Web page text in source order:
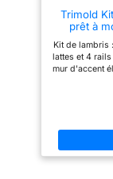
Trimold
prêt à
Kit de lambris
lattes et 4
mur d'accent
panneaux
chambre à
moulures
de vis